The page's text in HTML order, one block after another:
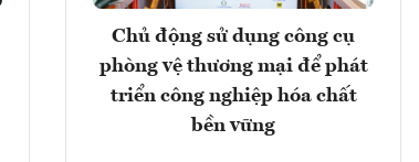
Chủ động sử dụng công cụ
phòng vệ thương mại để phát
triển công nghiệp hóa chất
bền vững